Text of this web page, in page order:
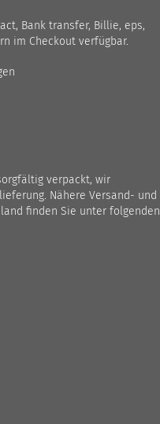
Bank transfer, Billie, eps,
im Checkout verfügbar.
verpackt, wir
Nähere Versand- und
finden Sie unter folgenden